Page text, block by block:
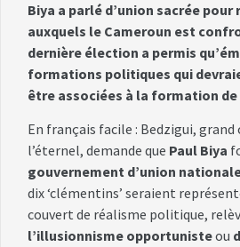
Biya a parlé d’union sacrée
auxquels le Cameroun est
dernière élection a permis
formations politiques qui
être associées à la formation de
En français facile : Bedzigui,
l’éternel, demande que Paul Biya
gouvernement d’union
dix ‘clémentins’ seraient
couvert de réalisme politique,
l’illusionnisme opportunisteou